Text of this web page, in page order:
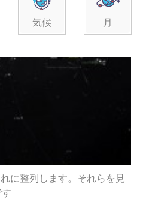
気候 月
に整列します。それらを見